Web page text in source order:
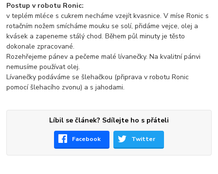
Postup v robotu Ronic:
v teplém mléce s cukrem necháme vzejít kvasnice. V míse Ronic s
rotačním nožem smícháme mouku se solí, přidáme vejce, olej a
kvásek a zapeneme stálý chod. Během půl minuty je těsto
dokonale zpracované.
Rozehřejeme pánev a pečeme malé lívanečky. Na kvalitní pánvi
nemusíme používat olej.
Lívanečky podáváme se šlehačkou (připrava v robotu Ronic
pomocí šlehacího zvonu) a s jahodami.
Líbil se článek? Sdílejte ho s přáteli
Facebook Twitter